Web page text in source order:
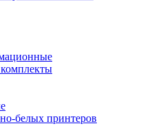
белых принтеров